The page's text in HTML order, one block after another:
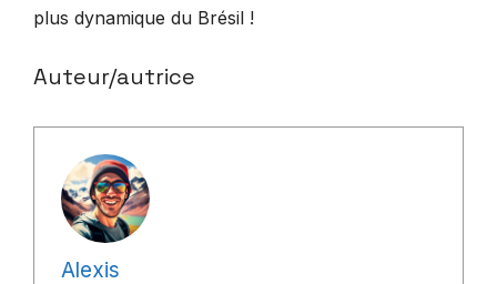
plus dynamique du Brésil !
Auteur/autrice
Alexis